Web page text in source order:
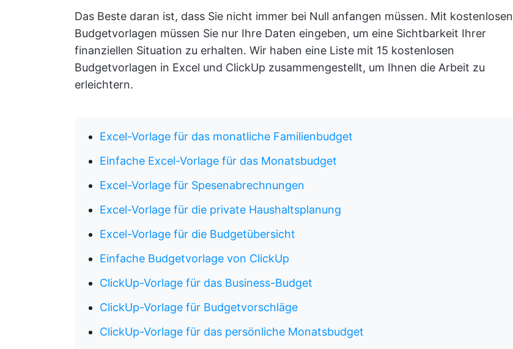
Das Beste daran ist, dass Sie nicht immer bei Null anfangen müssen. Mit kostenlosen
Budgetvorlagen müssen Sie nur Ihre Daten eingeben, um eine Sichtbarkeit Ihrer
finanziellen Situation zu erhalten. Wir haben eine Liste mit 15 kostenlosen
Budgetvorlagen in Excel und ClickUp zusammengestellt, um Ihnen die Arbeit zu
erleichtern.
Excel-Vorlage für das monatliche Familienbudget
Einfache Excel-Vorlage für das Monatsbudget
Excel-Vorlage für Spesenabrechnungen
Excel-Vorlage für die private Haushaltsplanung
Excel-Vorlage für die Budgetübersicht
Einfache Budgetvorlage von ClickUp
ClickUp-Vorlage für das Business-Budget
ClickUp-Vorlage für Budgetvorschläge
ClickUp-Vorlage für das persönliche Monatsbudget